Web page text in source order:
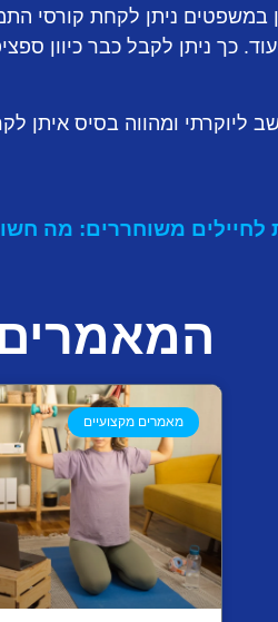
במשפטים ניתן לקחת קורסי
כך ניתן לקבל כבר כיוון
ומהווה בסיס איתן
מאמרים מקצועיים